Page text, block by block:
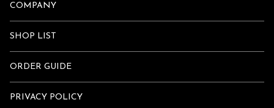
COMPANY
SHOP LIST
ORDER GUIDE
PRIVACY POLICY